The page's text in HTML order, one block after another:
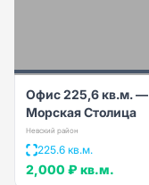
Офис 225,6 кв.м. —
Морская Столица
Невский район
225.6 кв.м.
2,000 ₽ кв.м.